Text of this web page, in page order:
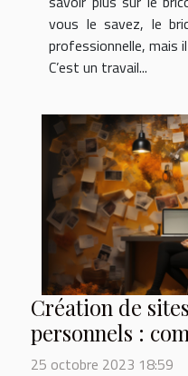
vous le savez, le
professionnelle, mais
C’est un travail...
Création de
personnels :
25 octobre 2023 18:59